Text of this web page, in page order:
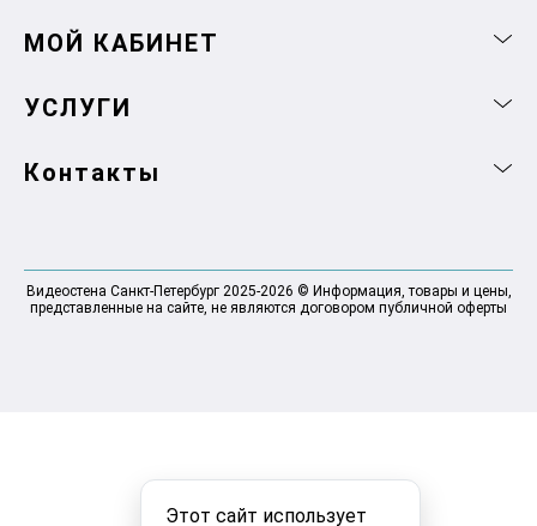
Этот сайт использует
МОЙ КАБИНЕТ
УСЛУГИ
Контакты
Видеостена Санкт-Петербург 2025-2026 © Информация, товары и цены,
представленные на сайте, не являются договором публичной оферты